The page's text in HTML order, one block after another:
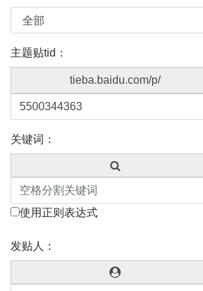
主题贴tid：
tieba.baidu.com/p/
关键词：
使用正则表达式
发贴人：